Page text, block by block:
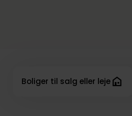
Boliger til salg eller leje